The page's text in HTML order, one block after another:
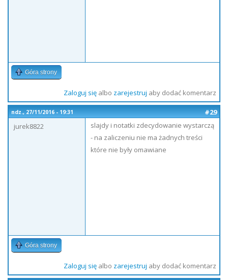
Góra strony
Zaloguj sięalbo zarejestruj aby dodać komentarz
ndz., 27/11/2016 - 19:31
#29
jurek8822
slajdy i notatki zdecydowanie wystarczą
- na zaliczeniu nie ma żadnych treści
które nie były omawiane
Góra strony
Zaloguj sięalbo zarejestruj aby dodać komentarz